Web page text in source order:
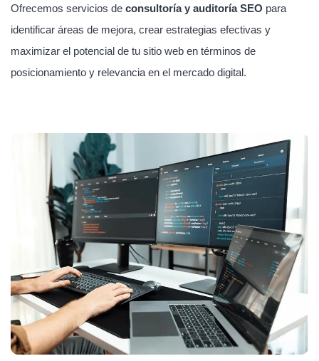
Ofrecemos servicios de consultoría y auditoría SEO para
identificar áreas de mejora, crear estrategias efectivas y
maximizar el potencial de tu sitio web en términos de
posicionamiento y relevancia en el mercado digital.